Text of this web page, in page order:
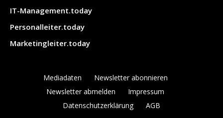
IT-Management.today
Personalleiter.today
Marketingleiter.today
Mediadaten
Newsletter abonnieren
Newsletter abmelden
Impressum
Datenschutzerklärung
AGB